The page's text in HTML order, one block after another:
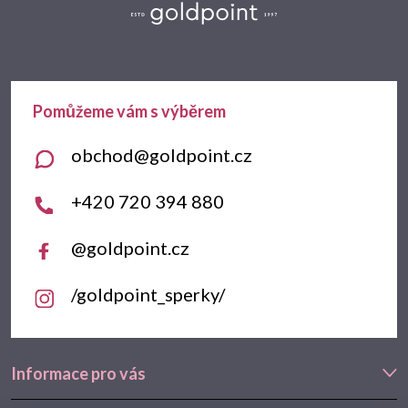
a
Informace pro vás
obchod@goldpoint.cz
+420 720 394 880
@goldpoint.cz
/goldpoint_sperky/